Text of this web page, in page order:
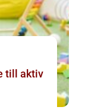
till aktiv